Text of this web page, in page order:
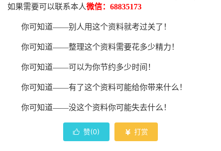
如果需要可以联系本人微信：68835173
你可知道——别人用这个资料就考过关了！
你可知道——整理这个资料需要花多少精力 ！
你可知道——可以为你节约多少时间！
你可知道——有了这个资料可能给你带来什么！
你可知道——没这个资料你可能失去什么 ！
 赞(0)  打赏